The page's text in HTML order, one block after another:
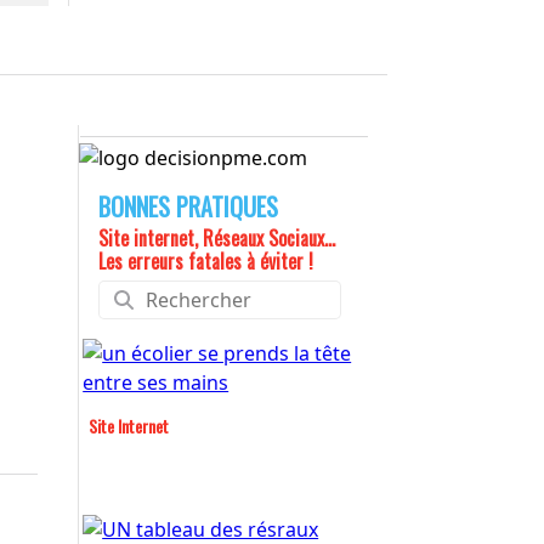
BONNES PRATIQUES
Site internet, Réseaux Sociaux...
Les erreurs fatales à éviter !
Site Internet